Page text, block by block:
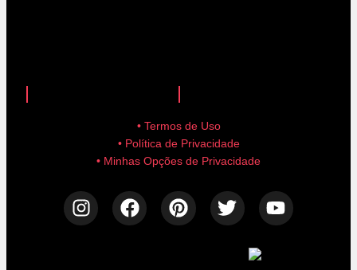
• Termos de Uso
• Política de Privacidade
• Minhas Opções de Privacidade